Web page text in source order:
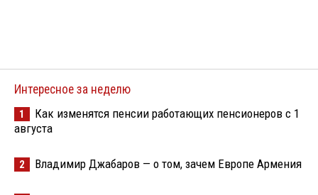
Интересное за неделю
1
Как изменятся пенсии работающих пенсионеров с 1
августа
2 Владимир Джабаров — о том, зачем Европе Армения